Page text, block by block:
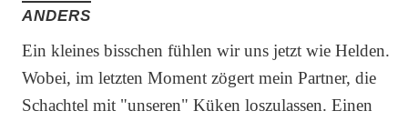
anders
Ein kleines bisschen fühlen wir uns jetzt wie Helden.
Wobei, im letzten Moment zögert mein Partner, die
Schachtel mit "unseren" Küken loszulassen. Einen